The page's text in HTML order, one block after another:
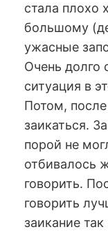
стала плохо
большому
ужасные
Очень долго
ситуация в
Потом,
заикаться.
порой не
отбивалось
говорить.
говорить
заикание